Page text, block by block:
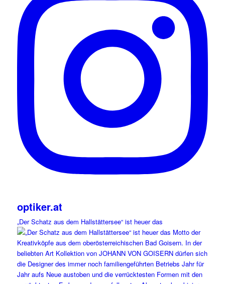
optiker.at
„Der Schatz aus dem Hallstättersee“ ist heuer das